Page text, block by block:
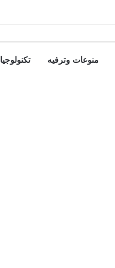
منوعات وترفيه تكنولوجيا